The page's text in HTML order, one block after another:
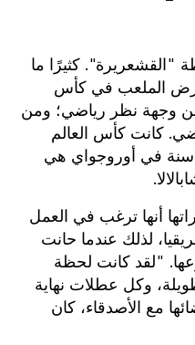
"القشعريرة". كثيرًا ما
الملعب في كأس
من وجهة نظر رياضي؛ ومن
كانت كأس العالم
لكرة القدم للسيدات تحت 17 سنة في أوروجواي هي
مذكراتها أنها ترغب في العمل
لذلك عندما حانت
"لقد كانت لحظة
وكل عطلات نهاية
مع الأصدقاء، كان